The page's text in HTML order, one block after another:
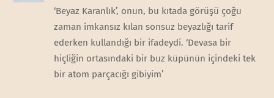
‘Beyaz Karanlık’, onun, bu kıtada görüşü çoğu
zaman imkansız kılan sonsuz beyazlığı tarif
ederken kullandığı bir ifadeydi. ‘Devasa bir
hiçliğin ortasındaki bir buz küpünün içindeki tek
bir atom parçacığı gibiyim’